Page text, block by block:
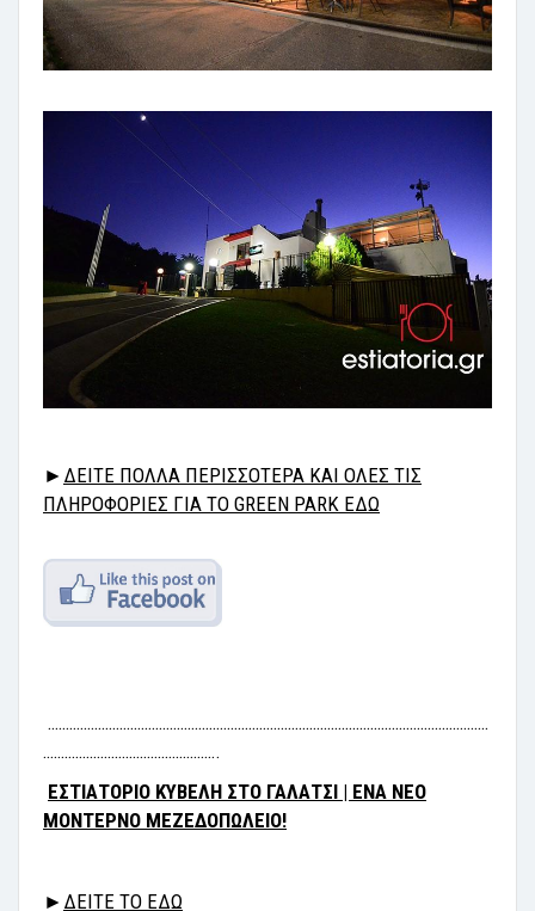
► ΔΕΙΤΕ ΠΟΛΛΑ ΠΕΡΙΣΣΟΤΕΡΑ ΚΑΙ ΟΛΕΣ ΤΙΣ
ΠΛΗΡΟΦΟΡΙΕΣ ΓΙΑ ΤΟ GREEN PARK ΕΔΩ
……………………………………………………………………………………………………………
………………………………………….
ΕΣΤΙΑΤΟΡΙΟ ΚΥΒΕΛΗ ΣΤΟ ΓΑΛΑΤΣΙ | ΕΝΑ ΝΕΟ
ΜΟΝΤΕΡΝΟ ΜΕΖΕΔΟΠΩΛΕΙΟ!
► ΔΕΙΤΕ ΤΟ ΕΔΩ